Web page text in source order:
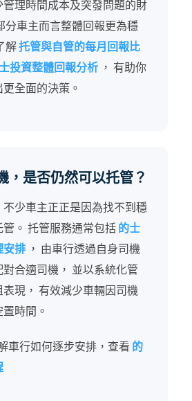
理時間成本及突發問題的財
分車主而言整體回報更為穩
解托管與自管的每月回報比
投資整體回報分析 ， 有助你
全面的決策。
，是否仍然可以托管？
不少車主正正是因為找不到穩
。 托管服務通常包括 的士
安排 ， 由車行透過自身司機
合適司機， 並以系統化管
現， 有效減少車輛因司機
時間。
車行如何逐步安排，查看 的